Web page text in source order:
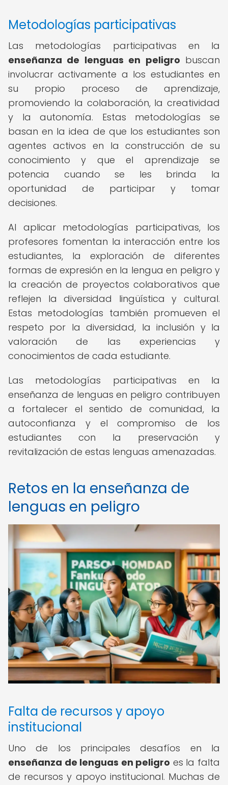
Metodologías participativas
Las metodologías participativas en la
enseñanza de lenguas en peligro buscan
involucrar activamente a los estudiantes en
su propio proceso de aprendizaje,
promoviendo la colaboración, la creatividad
y la autonomía. Estas metodologías se
basan en la idea de que los estudiantes son
agentes activos en la construcción de su
conocimiento y que el aprendizaje se
potencia cuando se les brinda la
oportunidad de participar y tomar
decisiones.
Al aplicar metodologías participativas, los
profesores fomentan la interacción entre los
estudiantes, la exploración de diferentes
formas de expresión en la lengua en peligro y
la creación de proyectos colaborativos que
reflejen la diversidad lingüística y cultural.
Estas metodologías también promueven el
respeto por la diversidad, la inclusión y la
valoración de las experiencias y
conocimientos de cada estudiante.
Las metodologías participativas en la
enseñanza de lenguas en peligro contribuyen
a fortalecer el sentido de comunidad, la
autoconfianza y el compromiso de los
estudiantes con la preservación y
revitalización de estas lenguas amenazadas.
Retos en la enseñanza de
lenguas en peligro
Falta de recursos y apoyo
institucional
Uno de los principales desafíos en la
enseñanza de lenguas en peligro es la falta
de recursos y apoyo institucional. Muchas de